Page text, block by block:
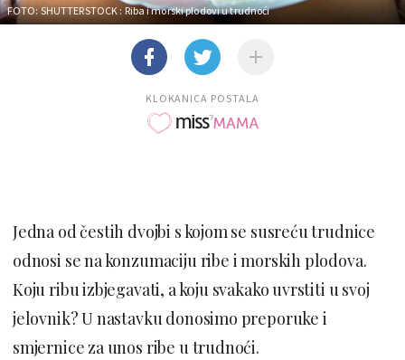
FOTO: SHUTTERSTOCK: Riba i morski plodovi u trudnoći
KLOKANICA POSTALA
Jedna od čestih dvojbi s kojom se susreću trudnice
odnosi se na konzumaciju ribe i morskih plodova.
Koju ribu izbjegavati, a koju svakako uvrstiti u svoj
jelovnik? U nastavku donosimo preporuke i
smjernice za unos ribe u trudnoći.